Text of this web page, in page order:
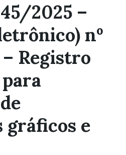
2025 –
nº
Registro
gráficos e